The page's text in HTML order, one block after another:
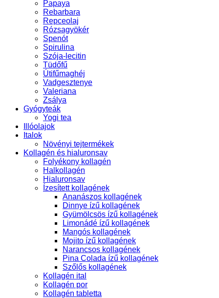
Papaya
Rebarbara
Repceolaj
Rózsagyökér
Spenót
Spirulina
Szója-lecitin
Tüdőfű
Útifűmaghéj
Vadgesztenye
Valeriana
Zsálya
Gyógyteák
Yogi tea
Illóolajok
Italok
Növényi tejtermékek
Kollagén és hialuronsav
Folyékony kollagén
Halkollagén
Hialuronsav
Ízesített kollagének
Ananászos kollagének
Dinnye ízű kollagének
Gyümölcsös ízű kollagének
Limonádé ízű kollagének
Mangós kollagének
Mojito ízű kollagének
Narancsos kollagének
Pina Colada ízű kollagének
Szőlős kollagének
Kollagén ital
Kollagén por
Kollagén tabletta